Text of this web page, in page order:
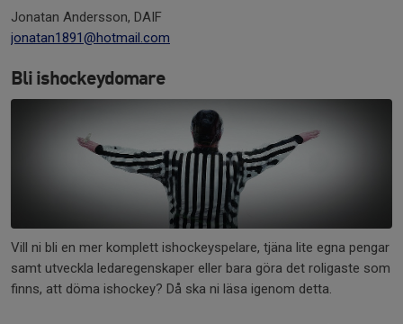
Jonatan Andersson, DAIF
jonatan1891@hotmail.com
Bli ishockeydomare
Vill ni bli en mer komplett ishockeyspelare, tjäna lite egna pengar
samt utveckla ledaregenskaper eller bara göra det roligaste som
finns, att döma ishockey? Då ska ni läsa igenom detta.